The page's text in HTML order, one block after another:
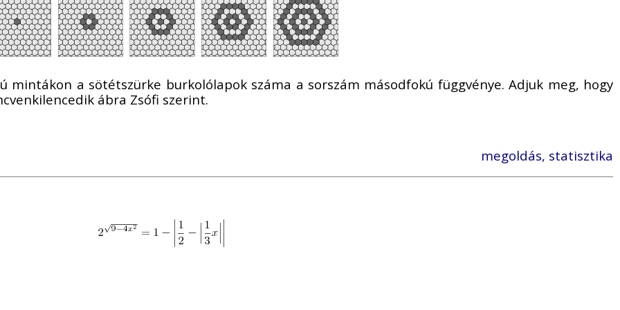
a sötétszürke burkolólapok száma a sorszám másodfokú függvénye. Adjuk meg, hogy
ábra Zsófi szerint.
megoldás, statisztika